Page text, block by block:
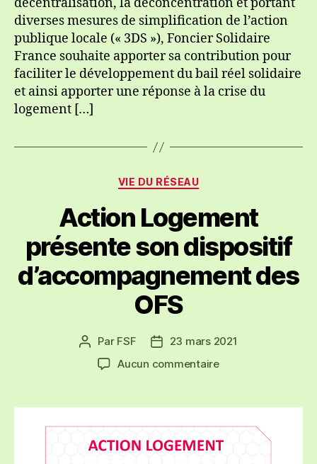
loi
décentralisation, la déconcentration et portant
diverses mesures de simplification de l’action
publique locale (« 3DS »), Foncier Solidaire
France souhaite apporter sa contribution pour
faciliter le développement du bail réel solidaire
et ainsi apporter une réponse à la crise du
logement […]
Catégories
VIE DU RÉSEAU
Action Logement
présente son dispositif
d’accompagnement des
OFS
Auteur
l’article
Par FSF
Date23 mars 2021
Aucun commentairesur
présente
son
dispositif